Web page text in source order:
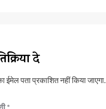
दे
ईमेल पता प्रकाशित नहीं किया जाएगा.
*